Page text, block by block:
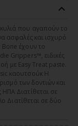
που αγαπούν το
ασφαλές και ισχυρό
έχουν το
Grippers™, ειδικές
oή με Easy Treat paste.
καουτσούκ Η
των δοντιών και
Διατίθεται σε
Διατίθεται σε δύο